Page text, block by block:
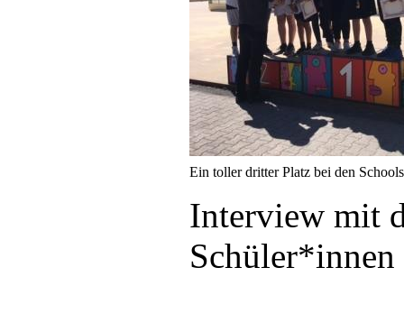
Ein toller dritter Platz bei den
Interview mit